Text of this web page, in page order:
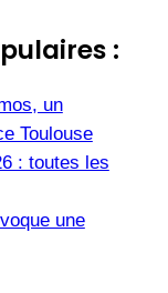
:
un
Toulouse
: toutes les
une